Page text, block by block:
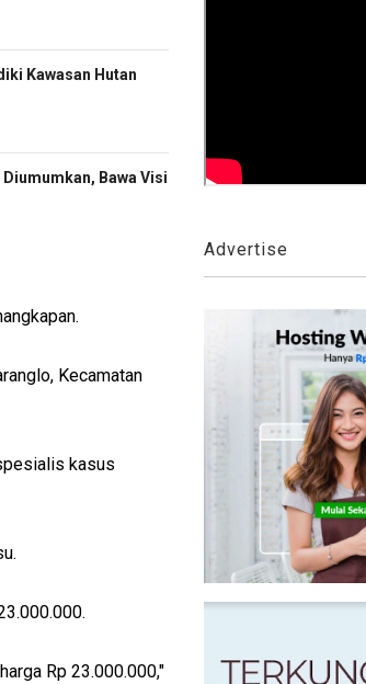
Kawasan Hutan
Bawa Visi
Kecamatan
kasus
Rp 23.000.000,"
Advertise